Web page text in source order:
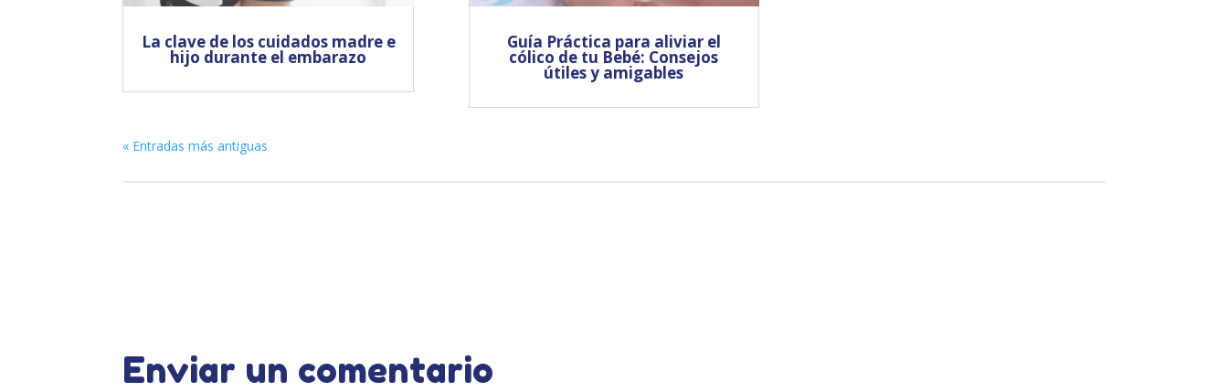
La clave de los cuidados madre e
hijo durante el embarazo
Guía Práctica para aliviar el
cólico de tu Bebé: Consejos
útiles y amigables
« Entradas más antiguas
Enviar un comentario